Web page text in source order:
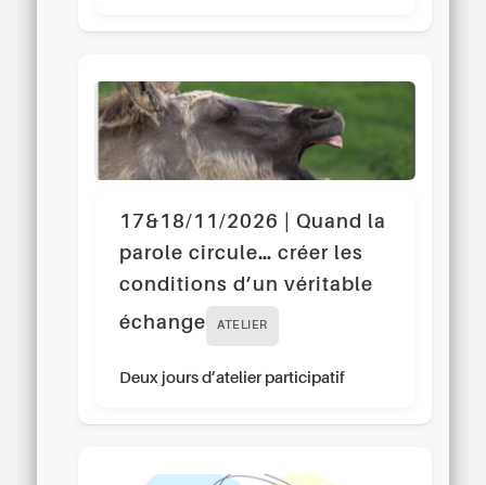
17&18/11/2026 | Quand la
parole circule… créer les
conditions d’un véritable
échange
ATELIER
Deux jours d’atelier participatif